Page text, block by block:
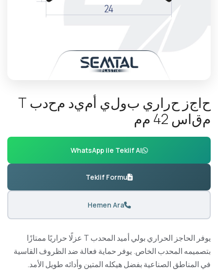
حاجز حر ار ي بولي أميد محدب T
مقاس 2
4 مم
WhatsApp ile Teklif Al
Teklif Formu
Hemen Ara
يوفر الحاجز الحراري بولي أميد المحدب T عزلًا حراريًا ممتازًا
بتصميمه المحدب الخاص. يوفر حماية فعالة ضد الظروف القاسية
في المناطق الصناعية بفضل هيكله المتين وأدائه طويل الأمد.